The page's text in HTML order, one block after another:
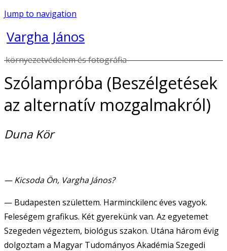
Jump to navigation
Vargha János
környezetvédelem és fotográfia
Szólampróba (Beszélgetések
az alternatív mozgalmakról)
Duna Kör
— Kicsoda Ön, Vargha János?
— Budapesten születtem. Harminckilenc éves vagyok.
Feleségem grafikus. Két gyerekünk van. Az egyetemet
Szegeden végeztem, biológus szakon. Utána három évig
dolgoztam a Magyar Tudományos Akadémia Szegedi